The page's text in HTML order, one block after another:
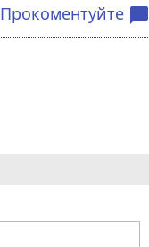
Прокоментуйте chat_bubble